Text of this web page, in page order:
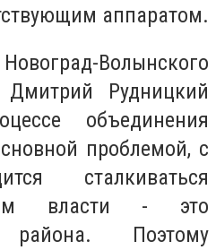
аппаратом.
Волынского
Дмитрий Рудницкий
объединения
проблемой, с
сталкиваться
власти - это
района. Поэтому